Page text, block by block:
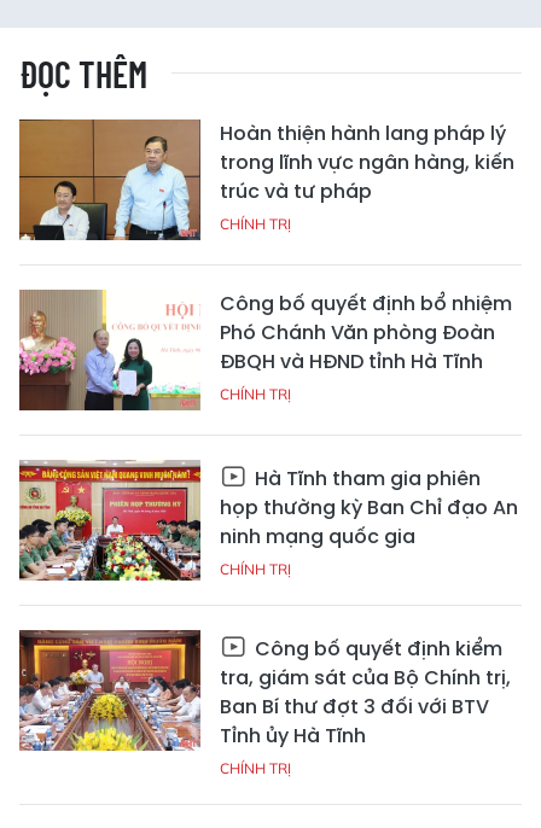
ĐỌC THÊM
Hoàn thiện hành lang pháp lý
trong lĩnh vực ngân hàng, kiến
trúc và tư pháp
CHÍNH TRỊ
Công bố quyết định bổ nhiệm
Phó Chánh Văn phòng Đoàn
ĐBQH và HĐND tỉnh Hà Tĩnh
CHÍNH TRỊ
Hà Tĩnh tham gia phiên
họp thường kỳ Ban Chỉ đạo An
ninh mạng quốc gia
CHÍNH TRỊ
Công bố quyết định kiểm
tra, giám sát của Bộ Chính trị,
Ban Bí thư đợt 3 đối với BTV
Tỉnh ủy Hà Tĩnh
CHÍNH TRỊ